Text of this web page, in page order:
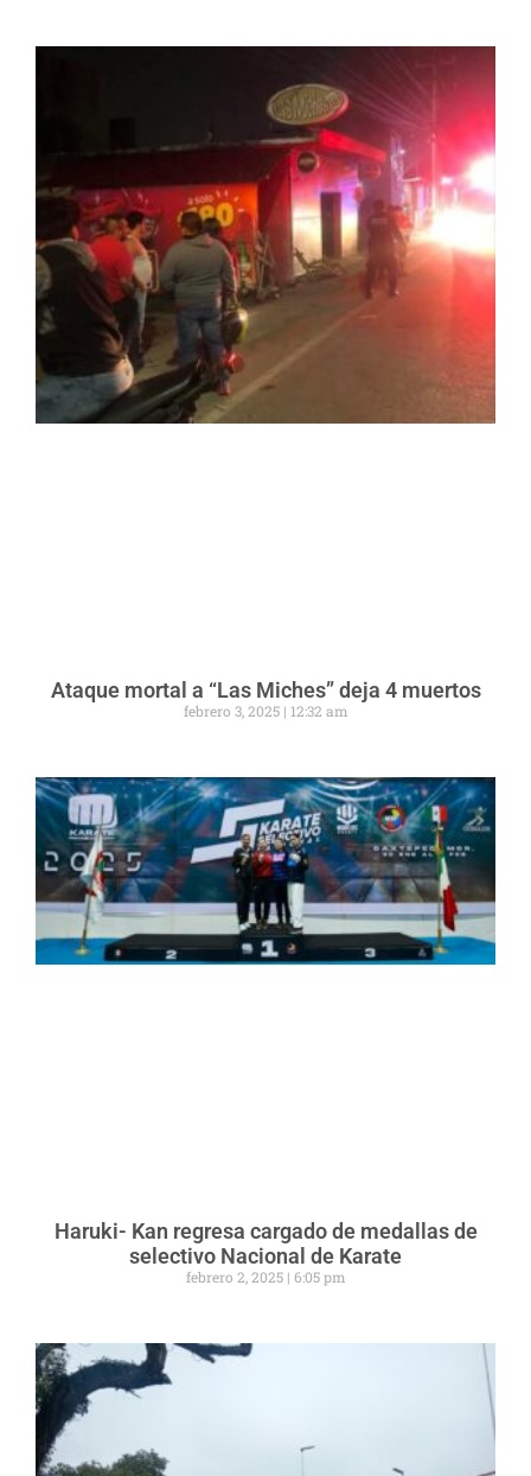
Ataque mortal a “Las Miches” deja 4 muertos
febrero 3, 2025 12:32 am
Haruki- Kan regresa cargado de medallas de
selectivo Nacional de Karate
febrero 2, 2025 6:05 pm